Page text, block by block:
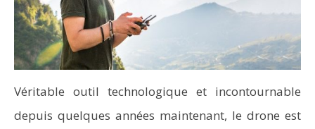
Véritable outil technologique et incontournable
depuis quelques années maintenant, le drone est